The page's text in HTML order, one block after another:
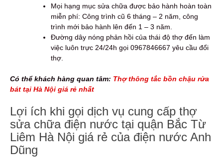
Mọi hạng mục sửa chữa được bảo hành hoàn toàn
miễn phí: Công trình cũ 6 tháng – 2 năm, công
trình mới bảo hành lên đến 1 – 3 năm.
Đường dây nóng phản hồi của thái độ thợ đến làm
việc luôn trực 24/24h gọi 0967846667 yêu cầu đổi
thợ.
Có thể khách hàng quan tâm: Thợ thông tắc bồn chậu rửa
bát tại Hà Nội giá rẻ nhất
Lợi ích khi gọi dịch vụ cung cấp thợ
sửa chữa điện nước tại quận Bắc Từ
Liêm Hà Nội giá rẻ của điện nước Anh
Dũng